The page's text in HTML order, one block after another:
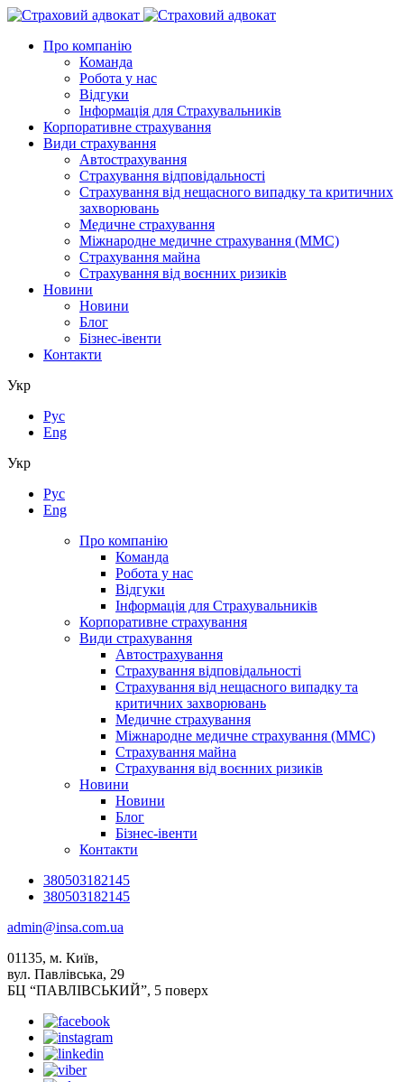
Про компанію
Команда
Робота у нас
Відгуки
Інформація для Страхувальників
Корпоративне страхування
Види страхування
Автострахування
Страхування відповідальності
Страхування від нещасного випадку та критичних
захворювань
Медичне страхування
Міжнародне медичне страхування (ММС)
Страхування майна
Страхування від воєнних ризиків
Новини
Новини
Блог
Бізнес-івенти
Контакти
Укр
Рус
Eng
Укр
Рус
Eng
Про компанію
Команда
Робота у нас
Відгуки
Інформація для Страхувальників
Корпоративне страхування
Види страхування
Автострахування
Страхування відповідальності
Страхування від нещасного випадку та
критичних захворювань
Медичне страхування
Міжнародне медичне страхування (ММС)
Страхування майна
Страхування від воєнних ризиків
Новини
Новини
Блог
Бізнес-івенти
Контакти
380503182145
380503182145
admin@insa.com.ua
01135, м. Київ,
вул. Павлівська, 29
БЦ “ПАВЛІВСЬКИЙ”, 5 поверх